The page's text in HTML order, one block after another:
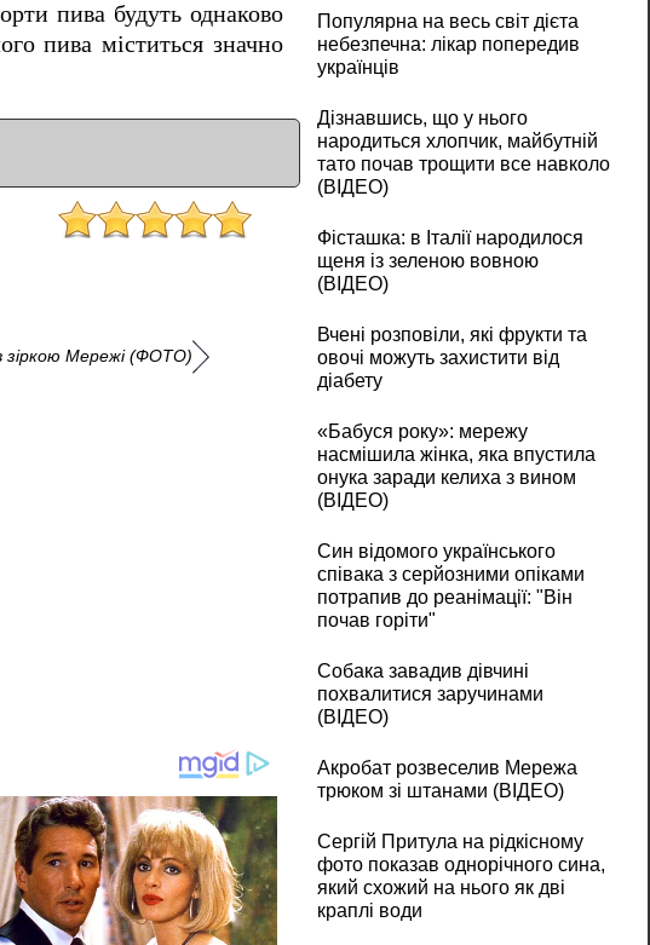
пива будуть однаково
пива міститься значно
зіркою Мережі (ФОТО)
Популярна на весь світ дієта
небезпечна: лікар попередив
українців
Дізнавшись, що у нього
народиться хлопчик, майбутній
тато почав трощити все навколо
(ВІДЕО)
Фісташка: в Італії народилося
щеня із зеленою вовною
(ВІДЕО)
Вчені розповіли, які фрукти та
овочі можуть захистити від
діабету
«Бабуся року»: мережу
насмішила жінка, яка впустила
онука заради келиха з вином
(ВІДЕО)
Син відомого українського
співака з серйозними опіками
потрапив до реанімації: "Він
почав горіти"
Собака завадив дівчині
похвалитися заручинами
(ВІДЕО)
Акробат розвеселив Мережа
трюком зі штанами (ВІДЕО)
Сергій Притула на рідкісному
фото показав однорічного сина,
який схожий на нього як дві
краплі води